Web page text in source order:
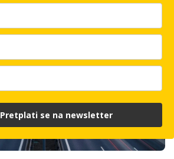
Pretplati se na newsletter